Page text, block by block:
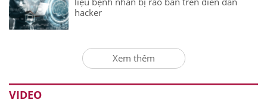
hacker
Xem thêm
VIDEO